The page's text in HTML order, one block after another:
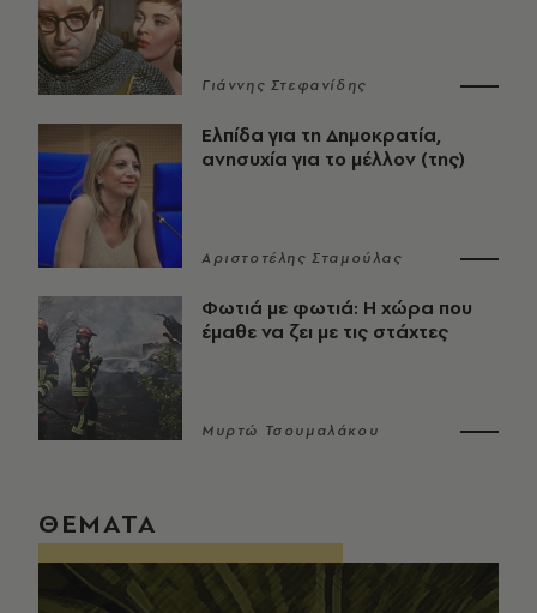
Γιάννης Στεφανίδης
Ελπίδα για τη Δημοκρατία,
ανησυχία για το μέλλον (της)
Αριστοτέλης Σταμούλας
Φωτιά με φωτιά: Η χώρα που
έμαθε να ζει με τις στάχτες
Μυρτώ Τσουμαλάκου
ΘΕΜΑΤΑ